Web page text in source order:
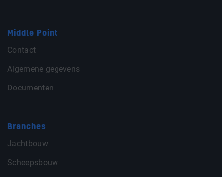
Middle Point
Contact
Algemene gegevens
Documenten
Branches
Jachtbouw
Scheepsbouw